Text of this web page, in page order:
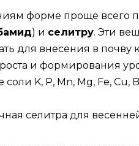
форме проще всего
) и селитру. Эти
для внесения в почву
роста и формирования
K, P, Mn, Mg, Fe, Cu,